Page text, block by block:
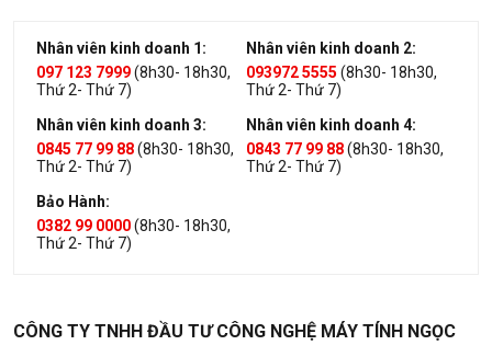
Nhân viên kinh doanh 1:
097 123 7999(8h30- 18h30,
Thứ 2- Thứ 7)
Nhân viên kinh doanh 2:
093972 5555 (8h30- 18h30,
Thứ 2- Thứ 7)
Nhân viên kinh doanh 3:
0845 77 99 88(8h30- 18h30,
Thứ 2- Thứ 7)
Nhân viên kinh doanh 4:
0843 77 99 88(8h30- 18h30,
Thứ 2- Thứ 7)
Bảo Hành:
0382 99 0000(8h30- 18h30,
Thứ 2- Thứ 7)
CÔNG TY TNHH ĐẦU TƯ CÔNG NGHỆ MÁY TÍNH NGỌC